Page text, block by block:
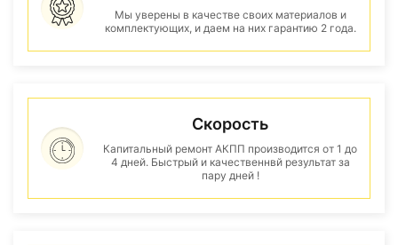
Мы уверены в качестве своих материалов и
комплектующих, и даем на них гарантию 2 года.
Скорость
Капитальный ремонт АКПП производится от 1 до
4 дней. Быстрый и качественнвй результат за
пару дней !